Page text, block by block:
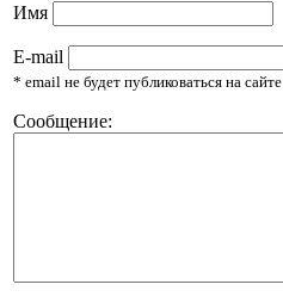
Имя
E-mail
* email не будет публиковаться на сайте
Сообщение: